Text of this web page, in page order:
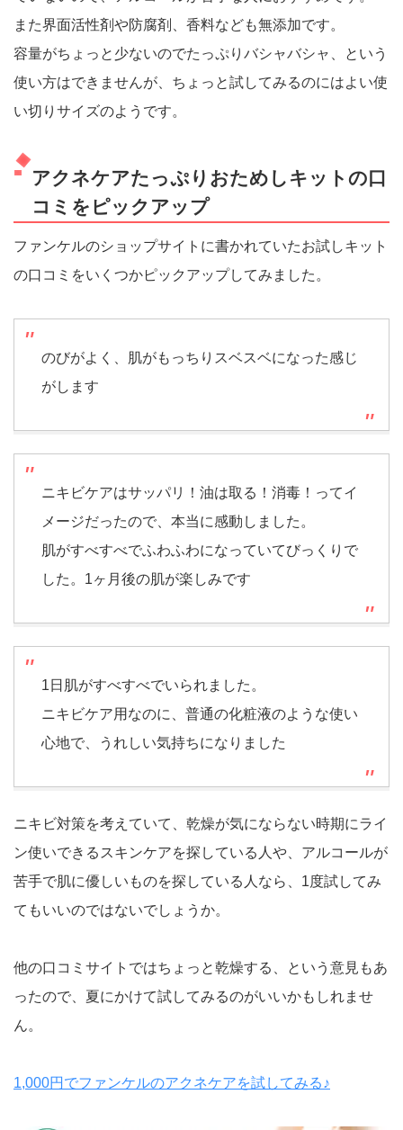
また界面活性剤や防腐剤、香料なども無添加です。
容量がちょっと少ないのでたっぷりバシャバシャ、という
使い方はできませんが、ちょっと試してみるのにはよい使
い切りサイズのようです。
アクネケアたっぷりおためしキットの口
コミをピックアップ
ファンケルのショップサイトに書かれていたお試しキット
の口コミをいくつかピックアップしてみました。
のびがよく、肌がもっちりスベスベになった感じ
がします
ニキビケアはサッパリ！油は取る！消毒！ってイ
メージだったので、本当に感動しました。
肌がすべすべでふわふわになっていてびっくりで
した。1ヶ月後の肌が楽しみです
1日肌がすべすべでいられました。
ニキビケア用なのに、普通の化粧液のような使い
心地で、うれしい気持ちになりました
ニキビ対策を考えていて、乾燥が気にならない時期にライ
ン使いできるスキンケアを探している人や、アルコールが
苦手で肌に優しいものを探している人なら、1度試してみ
てもいいのではないでしょうか。
他の口コミサイトではちょっと乾燥する、という意見もあ
ったので、夏にかけて試してみるのがいいかもしれませ
ん。
1,000円でファンケルのアクネケアを試してみる♪